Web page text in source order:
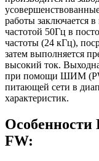
работы заключается
частотой 50Гц в
частоты (24 кГц),
затем выполняется
высокий ток.
при помощи ШИМ
питающей сети в
характеристик.
FW: